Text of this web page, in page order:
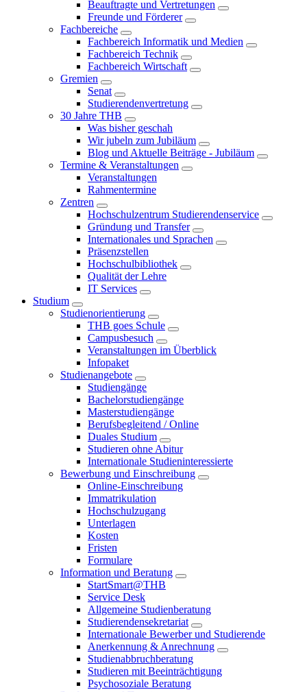
Beauftragte und Vertretungen
Freunde und Förderer
Fachbereiche
Fachbereich Informatik und Medien
Fachbereich Technik
Fachbereich Wirtschaft
Gremien
Senat
Studierendenvertretung
30 Jahre THB
Was bisher geschah
Wir jubeln zum Jubiläum
Blog und Aktuelle Beiträge - Jubiläum
Termine & Veranstaltungen
Veranstaltungen
Rahmentermine
Zentren
Hochschulzentrum Studierendenservice
Gründung und Transfer
Internationales und Sprachen
Präsenzstellen
Hochschulbibliothek
Qualität der Lehre
IT Services
Studium
Studienorientierung
THB goes Schule
Campusbesuch
Veranstaltungen im Überblick
Infopaket
Studienangebote
Studiengänge
Bachelorstudiengänge
Masterstudiengänge
Berufsbegleitend / Online
Duales Studium
Studieren ohne Abitur
Internationale Studieninteressierte
Bewerbung und Einschreibung
Online-Einschreibung
Immatrikulation
Hochschulzugang
Unterlagen
Kosten
Fristen
Formulare
Information und Beratung
StartSmart@THB
Service Desk
Allgemeine Studienberatung
Studierendensekretariat
Internationale Bewerber und Studierende
Anerkennung & Anrechnung
Studienabbruchberatung
Studieren mit Beeinträchtigung
Psychosoziale Beratung